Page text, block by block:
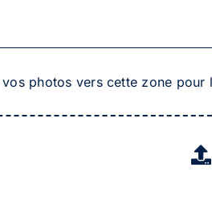
photos vers cette zone